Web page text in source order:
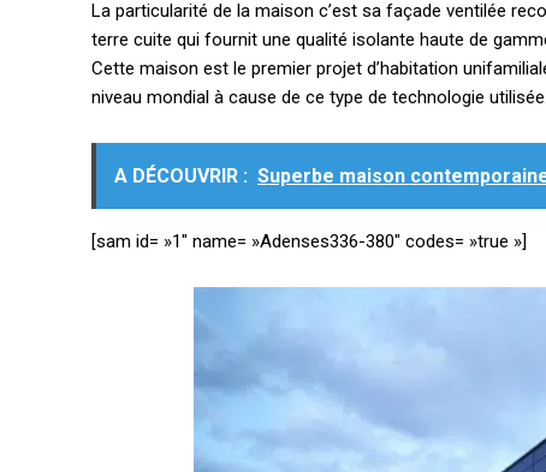
La particularité de la maison c’est sa façade ventilée
terre cuite qui fournit une qualité isolante haute de
Cette maison est le premier projet d’habitation
niveau mondial à cause de ce type de technologie utilisée.
A DÉCOUVRIR : Superbe maison
[sam id= »1″ name= »Adenses336-380″ codes= »true »]